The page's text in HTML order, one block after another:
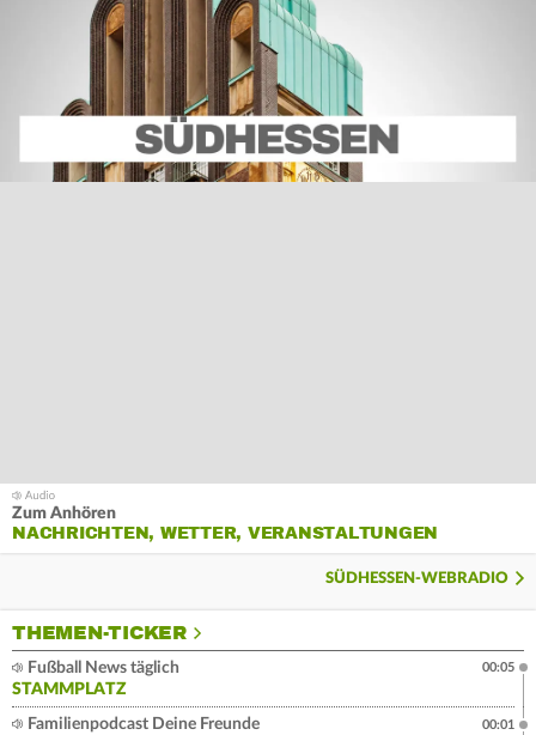
Zum Anhören
NACHRICHTEN, WETTER, VERANSTALTUNGEN
SÜDHESSEN-WEBRADIO
THEMEN-TICKER
Fußball News täglich
STAMMPLATZ
00:05
Familienpodcast Deine Freunde
00:01